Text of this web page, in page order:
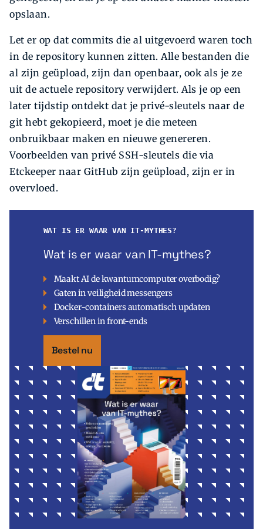
opslaan.
Let er op dat commits die al uitgevoerd waren toch
in de repository kunnen zitten. Alle bestanden die
al zijn geüpload, zijn dan openbaar, ook als je ze
uit de actuele repository verwijdert. Als je op een
later tijdstip ontdekt dat je privé-sleutels naar de
git hebt gekopieerd, moet je die meteen
onbruikbaar maken en nieuwe genereren.
Voorbeelden van privé SSH-sleutels die via
Etckeeper naar GitHub zijn geüpload, zijn er in
overvloed.
WAT IS ER WAAR VAN IT-MYTHES?
Wat is er waar van IT-mythes?
Maakt AI de kwantumcomputer overbodig?
Gaten in veiligheid messengers
Docker-containers automatisch updaten
Verschillen in front-ends
Bestel nu